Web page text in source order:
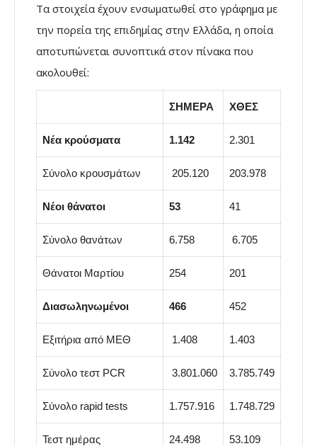
Τα στοιχεία έχουν ενσωματωθεί στο γράφημα με
την πορεία της επιδημίας στην Ελλάδα, η οποία
αποτυπώνεται συνοπτικά στον πίνακα που
ακολουθεί:
ΣΗΜΕΡΑ ΧΘΕΣ
Νέα κρούσματα 1.142 2.301
Σύνολο κρουσμάτων 205.120 203.978
Νέοι θάνατοι 53 41
Σύνολο θανάτων 6.758 6.705
Θάνατοι Μαρτίου 254 201
Διασωληνωμένοι 466 452
Εξιτήρια από ΜΕΘ 1.408 1.403
Σύνολο τεστ PCR 3.801.060 3.785.749
Σύνολο rapid tests 1.757.916 1.748.729
Τεστ ημέρας 24.498 53.109